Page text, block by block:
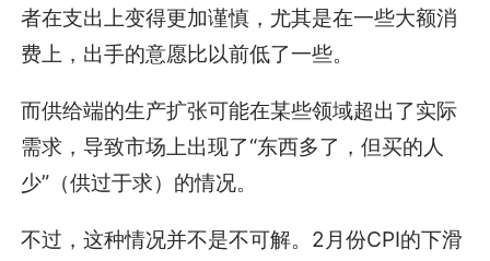
者在支出上变得更加谨慎，尤其是在一些大额消
费上，出手的意愿比以前低了一些。
而供给端的生产扩张可能在某些领域超出了实际
需求，导致市场上出现了“东西多了，但买的人
少”（供过于求）的情况。
不过，这种情况并不是不可解。2月份CPI的下滑